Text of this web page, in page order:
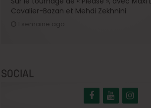
Cavalier-Bazan et Mehdi Zekhnini
SOCIAL